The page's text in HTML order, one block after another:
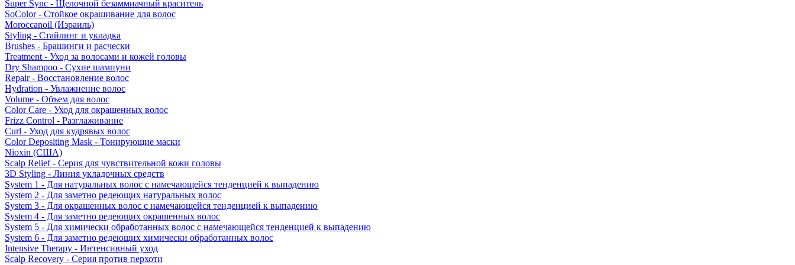
Super Sync - Щелочной безаммиачный краситель
SoColor - Стойкое окрашивание для волос
Moroccanoil (Израиль)
Styling - Стайлинг и укладка
Brushes - Брашинги и расчески
Treatment - Уход за волосами и кожей головы
Dry Shampoo - Сухие шампуни
Repair - Восстановление волос
Hydration - Увлажнение волос
Volume - Объем для волос
Color Care - Уход для окрашенных волос
Frizz Control - Разглаживание
Curl - Уход для кудрявых волос
Color Depositing Mask - Тонирующие маски
Nioxin (США)
Scalp Relief - Серия для чувствительной кожи головы
3D Styling - Линия укладочных средств
System 1 - Для натуральных волос с намечающейся тенденцией к выпадению
System 2 - Для заметно редеющих натуральных волос
System 3 - Для окрашенных волос с намечающейся тенденцией к выпадению
System 4 - Для заметно редеющих окрашенных волос
System 5 - Для химически обработанных волос с намечающейся тенденцией к выпадению
System 6 - Для заметно редеющих химически обработанных волос
Intensive Therapy - Интенсивный уход
Scalp Recovery - Серия против перхоти